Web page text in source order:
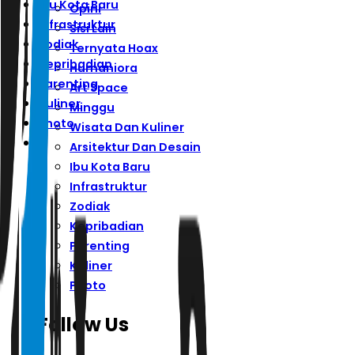
Ibu Kota Baru
Infrastruktur
Zodiak
Kepribadian
Parenting
Kuliner
Photo
Opini
Sisi Lain
Ternyata Hoax
Humaniora
Art Space
Minggu
Wisata Dan Kuliner
Arsitektur Dan Desain
Ibu Kota Baru
Infrastruktur
Zodiak
Kepribadian
Parenting
Kuliner
Photo
Follow Us